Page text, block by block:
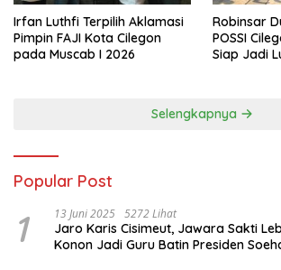
Irfan Luthfi Terpilih Aklamasi
Pimpin FAJI Kota Cilegon
pada Muscab I 2026
Robinsar
POSSI
Siap Jadi
Selengkapnya
Popular Post
1 13 Juni 2025 5272 Lihat
Jaro Karis Cisimeut, Jawara Sakti
Konon Jadi Guru Batin Presiden